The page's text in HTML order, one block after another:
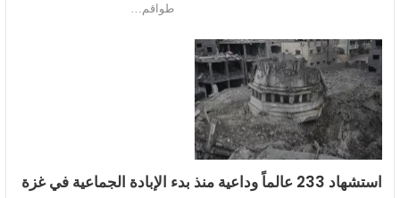
طواقم…
استشهاد 233 عالماً وداعية منذ بدء الإبادة الجماعية في غزة